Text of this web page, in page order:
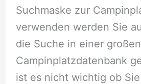
Suchmaske zur
verwenden werden Sie
die Suche in einer großen
Campinplatzdatenbank
ist es nicht wichtig ob